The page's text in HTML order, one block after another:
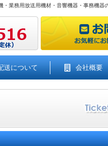
・業務用放送用機材・音響機器・事務機器
送について 会社概要